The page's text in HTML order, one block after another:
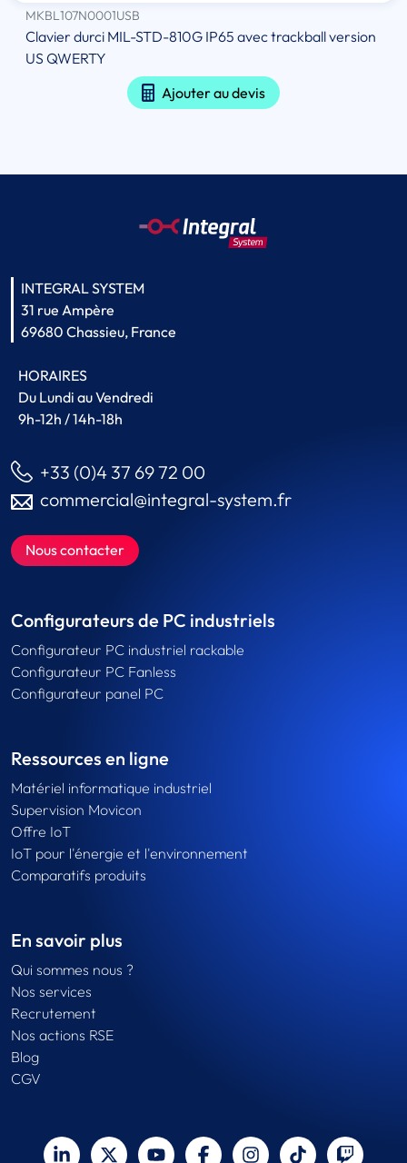
MKBL107N0001USB
Clavier durci MIL-STD-810G IP65 avec trackball version
US QWERTY
Ajouter au devis
INTEGRAL SYSTEM
31 rue Ampère
69680 Chassieu, France
HORAIRES
Du Lundi au Vendredi
9h-12h / 14h-18h
+33 (0)4 37 69 72 00
commercial@integral-system.fr
Nous contacter
Configurateurs de PC industriels
Configurateur PC industriel rackable
Configurateur PC Fanless
Configurateur panel PC
Ressources en ligne
Matériel informatique industriel
Supervision Movicon
Offre IoT
IoT pour l'énergie et l'environnement
Comparatifs produits
En savoir plus
Qui sommes nous ?
Nos services
Recrutement
Nos actions RSE
Blog
CGV